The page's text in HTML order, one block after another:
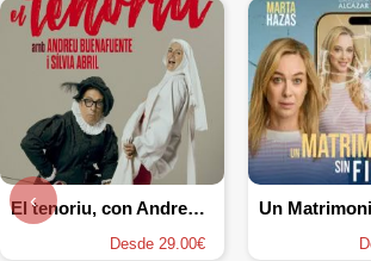
El tenoriu, con Andreu Buenafuente y Sílvia Abril
Desde 29.00€
‹